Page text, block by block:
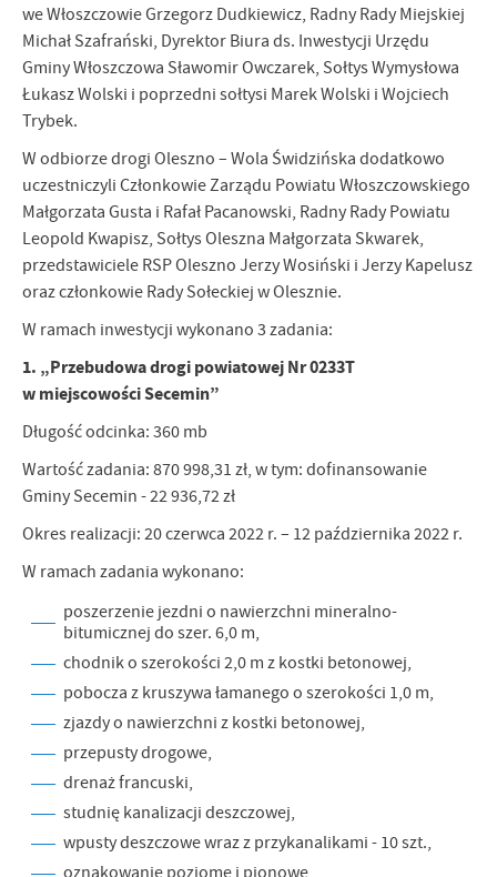
we Włoszczowie Grzegorz Dudkiewicz, Radny Rady Miejskiej
Michał Szafrański, Dyrektor Biura ds. Inwestycji Urzędu
Gminy Włoszczowa Sławomir Owczarek, Sołtys Wymysłowa
Łukasz Wolski i poprzedni sołtysi Marek Wolski i Wojciech
Trybek.
W odbiorze drogi Oleszno – Wola Świdzińska dodatkowo
uczestniczyli Członkowie Zarządu Powiatu Włoszczowskiego
Małgorzata Gusta i Rafał Pacanowski, Radny Rady Powiatu
Leopold Kwapisz, Sołtys Oleszna Małgorzata Skwarek,
przedstawiciele RSP Oleszno Jerzy Wosiński i Jerzy Kapelusz
oraz członkowie Rady Sołeckiej w Olesznie.
W ramach inwestycji wykonano 3 zadania:
1. „Przebudowa drogi powiatowej Nr 0233T
w miejscowości Secemin”
Długość odcinka: 360 mb
Wartość zadania: 870 998,31 zł, w tym: dofinansowanie
Gminy Secemin - 22 936,72 zł
Okres realizacji: 20 czerwca 2022 r. – 12 października 2022 r.
W ramach zadania wykonano:
poszerzenie jezdni o nawierzchni mineralno-
bitumicznej do szer. 6,0 m,
chodnik o szerokości 2,0 m z kostki betonowej,
pobocza z kruszywa łamanego o szerokości 1,0 m,
zjazdy o nawierzchni z kostki betonowej,
przepusty drogowe,
drenaż francuski,
studnię kanalizacji deszczowej,
wpusty deszczowe wraz z przykanalikami - 10 szt.,
oznakowanie poziome i pionowe,